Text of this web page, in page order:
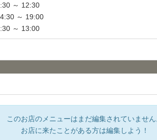
～ 12:30
～ 19:00
～ 13:00
このお店のメニューはまだ編集されていません
お店に来たことがある方は編集しよう！